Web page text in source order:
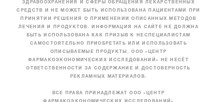
ЗДРАВООХРАНЕНИЯ И СФЕРЫ ОБРАЩЕНИЯ ЛЕКАРСТВЕННЫХ
СРЕДСТВ И НЕ МОЖЕТ БЫТЬ ИСПОЛЬЗОВАНА ПАЦИЕНТАМИ ПРИ
ПРИНЯТИИ РЕШЕНИЯ О ПРИМЕНЕНИИ ОПИСАННЫХ МЕТОДОВ
ЛЕЧЕНИЯ И ПРОДУКТОВ. ИНФОРМАЦИЯ НА САЙТЕ НЕ ДОЛЖНА
БЫТЬ ИСПОЛЬЗОВАНА КАК ПРИЗЫВ К НЕСПЕЦИАЛИСТАМ
САМОСТОЯТЕЛЬНО ПРИОБРЕТАТЬ ИЛИ ИСПОЛЬЗОВАТЬ
ОПИСЫВАЕМЫЕ ПРОДУКТЫ. ООО «ЦЕНТР
ФАРМАКОЭКОНОМИЧЕСКИХ ИССЛЕДОВАНИЙ» НЕ НЕСЁТ
ОТВЕТСТВЕННОСТИ ЗА СОДЕРЖАНИЕ И ДОСТОВЕРНОСТЬ
РЕКЛАМНЫХ МАТЕРИАЛОВ.
ВСЕ ПРАВА ПРИНАДЛЕЖАТ ООО «ЦЕНТР